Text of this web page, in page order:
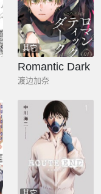
其它
Romantic Dark
渡边加奈